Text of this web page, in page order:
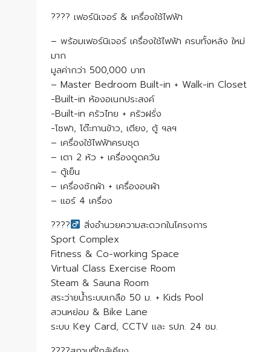
???? เฟอร์นิเจอร์ & เครื่องใช้ไฟฟ้า
– พร้อมเฟอร์นิเจอร์ เครื่องใช้ไฟฟ้า ครบทั้งหลัง ใหม่
มาก
มูลค่ากว่า 500,000 บาท
– Master Bedroom Built-in + Walk-in Closet
-Built-in ห้องอเนกประสงค์
-Built-in ครัวไทย + ครัวฝรั่ง
-โซฟา, โต๊ะทานข้าว, เตียง, ตู้ ฯลฯ
– เครื่องใช้ไฟฟ้าครบชุด
– เตา 2 หัว + เครื่องดูดควัน
– ตู้เย็น
– เครื่องซักผ้า + เครื่องอบผ้า
– แอร์ 4 เครื่อง
????‍
สิ่งอำนวยความสะดวกในโครงการ
Sport Complex
Fitness & Co-working Space
Virtual Class Exercise Room
Steam & Sauna Room
สระว่ายน้ำระบบเกลือ 50 ม. + Kids Pool
สวนหย่อม & Bike Lane
ระบบ Key Card, CCTV และ รปภ. 24 ชม.